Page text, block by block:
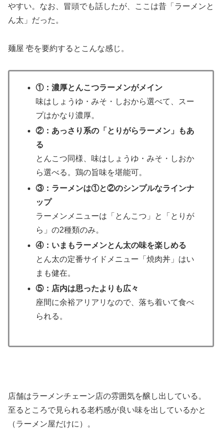
やすい。なお、冒頭でも話したが、ここは昔「ラーメンと
ん太」だった。
麺屋 壱を要約するとこんな感じ。
①：濃厚とんこつラーメンがメイン
味はしょうゆ・みそ・しおから選べて、スー
プはかなり濃厚。
②：あっさり系の「とりがらラーメン」もあ
る
とんこつ同様、味はしょうゆ・みそ・しおか
ら選べる。鶏の旨味を堪能可。
③：ラーメンは①と②のシンプルなラインナ
ップ
ラーメンメニューは「とんこつ」と「とりが
ら」の2種類のみ。
④：いまもラーメンとん太の味を楽しめる
とん太の定番サイドメニュー「焼肉丼」はい
まも健在。
⑤：店内は思ったよりも広々
座間に余裕アリアリなので、落ち着いて食べ
られる。
店舗はラーメンチェーン店の雰囲気を醸し出している。
至るところで見られる老朽感が良い味を出しているかと
（ラーメン屋だけに）。